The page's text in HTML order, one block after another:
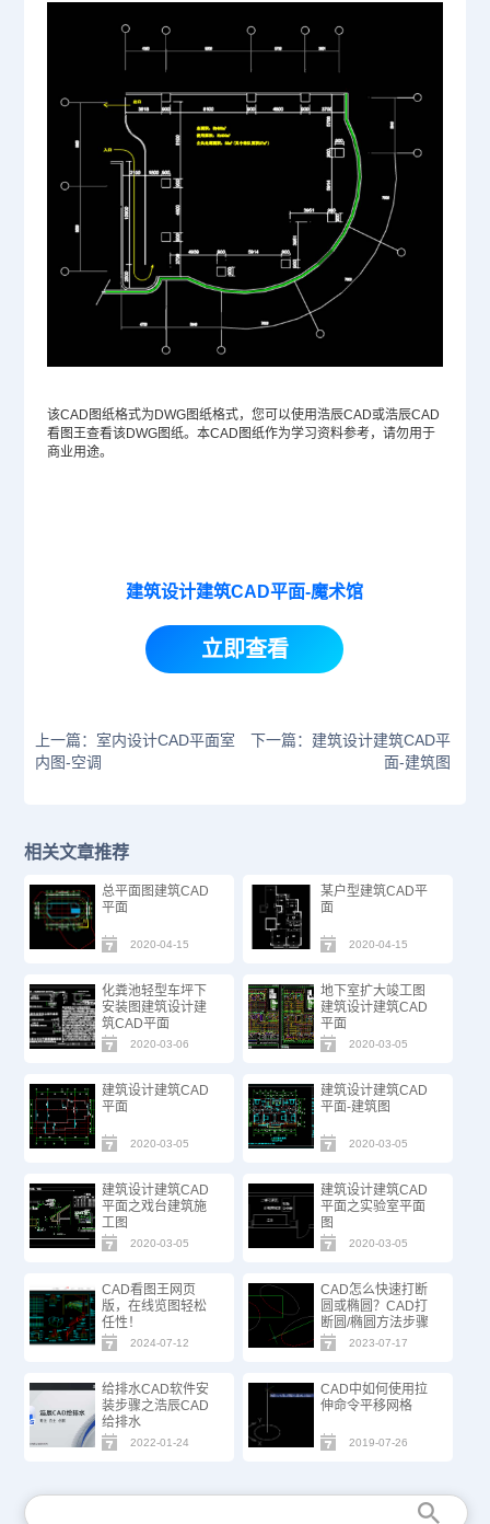
该CAD图纸格式为 DWG图纸格式，您可以使用浩辰CAD或浩辰CAD
看图王查看该DWG图纸。本CAD图纸作为学习资料参考，请勿用于
商业用途。
建筑设计建筑CAD平面-魔术馆
立即查看
上一篇：室内设计CAD平面室
内图-空调
下一篇：建筑设计建筑CAD平
面-建筑图
相关文章推荐
总平面图建筑CAD
平面
2020-04-15
某户型建筑CAD平
面
2020-04-15
化粪池轻型车坪下
安装图建筑设计建
筑CAD平面
2020-03-06
地下室扩大竣工图
建筑设计建筑CAD
平面
2020-03-05
建筑设计建筑CAD
平面
2020-03-05
建筑设计建筑CAD
平面-建筑图
2020-03-05
建筑设计建筑CAD
平面之戏台建筑施
工图
2020-03-05
建筑设计建筑CAD
平面之实验室平面
图
2020-03-05
CAD看图王网页
版，在线览图轻松
任性！
2024-07-12
CAD怎么快速打断
圆或椭圆？CAD打
断圆/椭圆方法步骤
2023-07-17
给排水CAD软件安
装步骤之浩辰CAD
给排水
2022-01-24
CAD中如何使用拉
伸命令平移网格
2019-07-26